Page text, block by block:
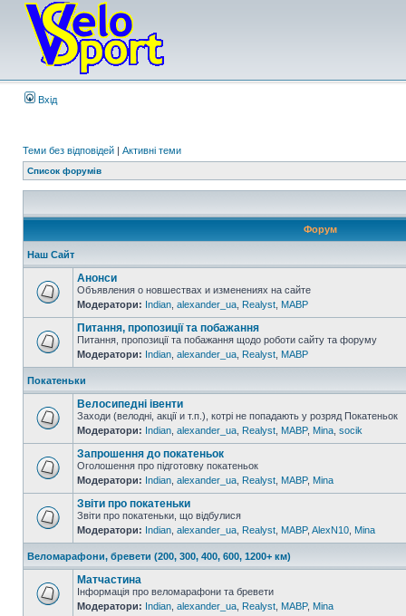
Вхід
Теми без відповідей | Активні теми
Список форумів
Форум
Наш Сайт
Анонси
Объявления о новшествах и изменениях на сайте
Модератори: Indian alexander_ua Realyst MABP
Питання, пропозиції та побажання
Питання, пропозиції та побажання щодо роботи сайту та форуму
Модератори: Indian alexander_ua Realyst MABP
Покатеньки
Велосипедні івенти
Заходи (велодні, акції и т.п.), котрі не попадають у розряд Покатеньок
Модератори: Indian alexander_ua Realyst MABP, Mina socik
Запрошення до покатеньок
Оголошення про підготовку покатеньок
Модератори: Indian alexander_ua Realyst MABP, Mina
Звіти про покатеньки
Звіти про покатеньки, що відбулися
Модератори: Indian alexander_ua Realyst MABP, AlexN10 Mina
Веломарафони, бревети (200, 300, 400, 600, 1200+ км)
Матчастина
Інформація про веломарафони та бревети
Модератори: Indian alexander_ua Realyst MABP, Mina